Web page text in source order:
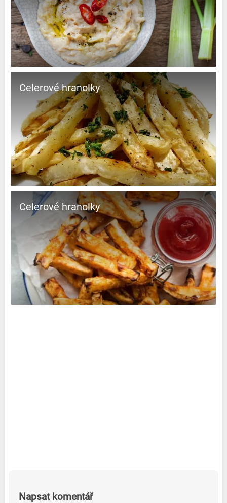
Celerové hranolky
Celerové hranolky
Napsat komentář